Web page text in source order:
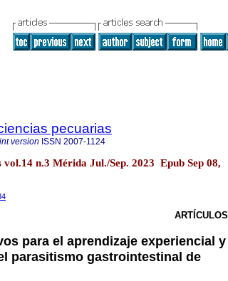
pecuarias
version ISSN 2007-1124
vol.14 n.3 Mérida Jul./Sep. 2023 Epub Sep 08,
ARTÍCULOS
para el aprendizaje experiencial y
parasitismo gastrointestinal de